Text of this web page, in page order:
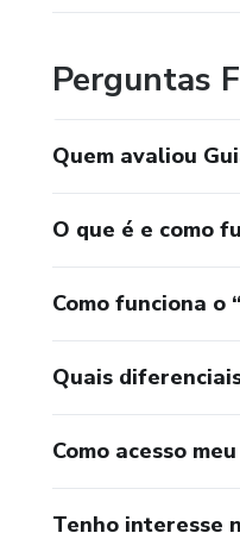
Perguntas
Quem avaliou
O que é e como
Como funciona o
Quais
Como acesso
Tenho interesse